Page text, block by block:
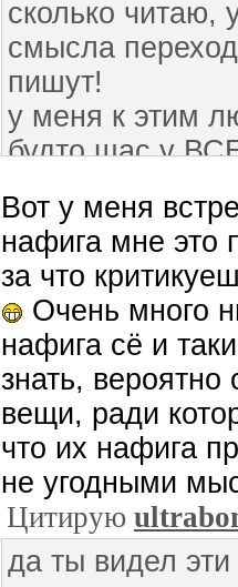
сколько читаю,
смысла
пишут!
у меня к этим
будто щас у
ощутят
этого на 780.
дело что
глупо. но
что все кругом
людей -
проповедями!
да, у меня
что хочешь
посмотреть. а
на 980, это
Вот у меня
нафига мне это
за что
Очень много
нафига сё и
знать, вероятно
вещи, ради
что их нафига
не угодными
Цитирую
да ты видел